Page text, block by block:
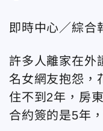
即時中心／綜合
許多人離家在外
名女網友抱怨，
住不到2年，房
合約簽的是5年